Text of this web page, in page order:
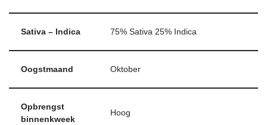
Sativa – Indica 75% Sativa 25% Indica
Oogstmaand Oktober
Opbrengst
binnenkweek
Hoog